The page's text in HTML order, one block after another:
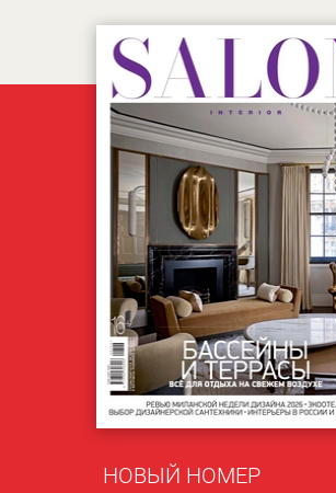
НОВЫЙ НОМЕР